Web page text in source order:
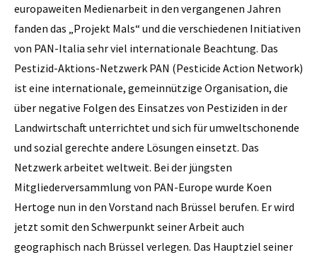
europaweiten Medienarbeit in den vergangenen Jahren
fanden das „Projekt Mals“ und die verschiedenen Initiativen
von PAN-Italia sehr viel internationale Beachtung. Das
Pestizid-­Aktions-Netzwerk PAN (Pesticide Action Network)
ist eine internationale, gemeinnützige Organisation, die
über negative Folgen des Einsatzes von Pestiziden in der
Landwirtschaft unterrichtet und sich für umweltschonende
und sozial gerechte andere Lösungen einsetzt. Das
Netzwerk arbeitet weltweit. Bei der jüngsten
Mitgliederversammlung von PAN-Europe wurde Koen
Hertoge nun in den Vorstand nach Brüssel berufen. Er wird
jetzt somit den Schwerpunkt seiner Arbeit auch
geographisch nach Brüssel verlegen. Das Hauptziel seiner